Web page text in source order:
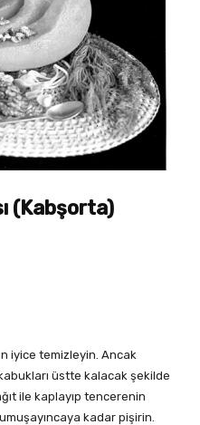
(Kabşorta)
iyice temizleyin. Ancak
üstte kalacak şekilde
ile kaplayıp tencerenin
kadar pişirin.